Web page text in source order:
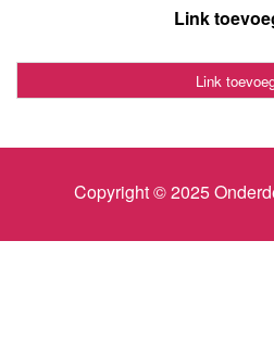
Link
Link
Copyright © 2025